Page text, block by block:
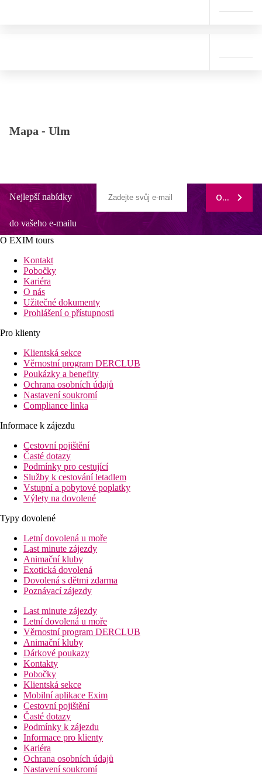
Mapa - Ulm
Nejlepší nabídky
do vašeho e-mailu
ODEBÍRAT
O EXIM tours
Kontakt
Pobočky
Kariéra
O nás
Užitečné dokumenty
Prohlášení o přístupnosti
Pro klienty
Klientská sekce
Věrnostní program DERCLUB
Poukázky a benefity
Ochrana osobních údajů
Nastavení soukromí
Compliance linka
Informace k zájezdu
Cestovní pojištění
Časté dotazy
Podmínky pro cestující
Služby k cestování letadlem
Vstupní a pobytové poplatky
Výlety na dovolené
Typy dovolené
Letní dovolená u moře
Last minute zájezdy
Animační kluby
Exotická dovolená
Dovolená s dětmi zdarma
Poznávací zájezdy
Last minute zájezdy
Letní dovolená u moře
Věrnostní program DERCLUB
Animační kluby
Dárkové poukazy
Kontakty
Pobočky
Klientská sekce
Mobilní aplikace Exim
Cestovní pojištění
Časté dotazy
Podmínky k zájezdu
Informace pro klienty
Kariéra
Ochrana osobních údajů
Nastavení soukromí